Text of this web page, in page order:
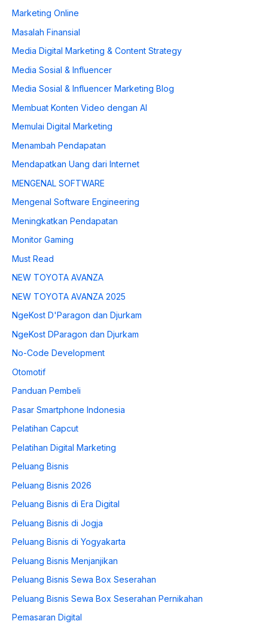
Marketing Online
Masalah Finansial
Media Digital Marketing & Content Strategy
Media Sosial & Influencer
Media Sosial & Influencer Marketing Blog
Membuat Konten Video dengan AI
Memulai Digital Marketing
Menambah Pendapatan
Mendapatkan Uang dari Internet
MENGENAL SOFTWARE
Mengenal Software Engineering
Meningkatkan Pendapatan
Monitor Gaming
Must Read
NEW TOYOTA AVANZA
NEW TOYOTA AVANZA 2025
NgeKost D'Paragon dan Djurkam
NgeKost DParagon dan Djurkam
No-Code Development
Otomotif
Panduan Pembeli
Pasar Smartphone Indonesia
Pelatihan Capcut
Pelatihan Digital Marketing
Peluang Bisnis
Peluang Bisnis 2026
Peluang Bisnis di Era Digital
Peluang Bisnis di Jogja
Peluang Bisnis di Yogyakarta
Peluang Bisnis Menjanjikan
Peluang Bisnis Sewa Box Seserahan
Peluang Bisnis Sewa Box Seserahan Pernikahan
Pemasaran Digital